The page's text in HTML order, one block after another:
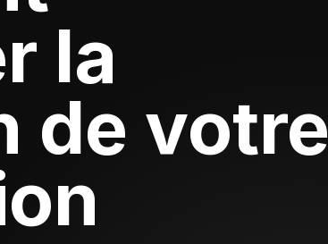
la
de votre